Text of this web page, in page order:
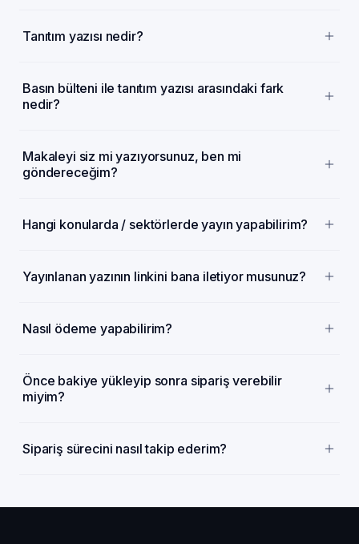
Tanıtım yazısı nedir?
Basın bülteni ile tanıtım yazısı arasındaki fark
nedir?
Makaleyi siz mi yazıyorsunuz, ben mi
göndereceğim?
Hangi konularda / sektörlerde yayın yapabilirim?
Yayınlanan yazının linkini bana iletiyor musunuz?
Nasıl ödeme yapabilirim?
Önce bakiye yükleyip sonra sipariş verebilir
miyim?
Sipariş sürecini nasıl takip ederim?